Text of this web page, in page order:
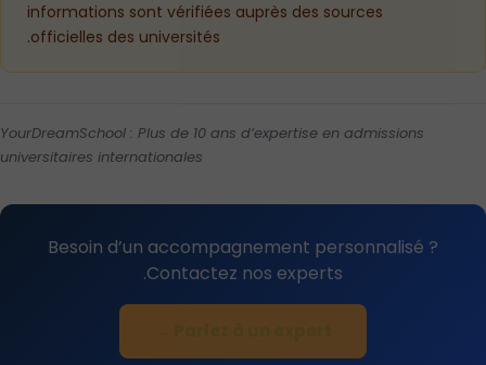
informations sont vérifiées auprès des sources
officielles des universités.
YourDreamSchool : Plus de 10 ans d’expertise en admissions
universitaires internationales
Besoin d’un accompagnement personnalisé ?
Contactez nos experts.